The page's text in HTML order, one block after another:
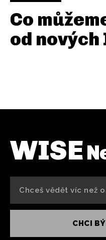
Co
od nových
WISE
CHCI